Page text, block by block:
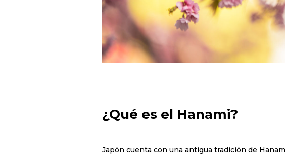
¿Qué es el Hanami?
Japón cuenta con una antigua tradición de